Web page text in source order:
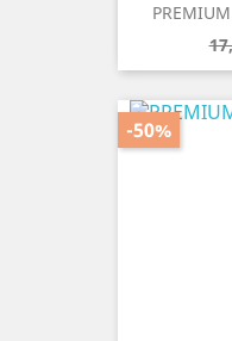
-50%